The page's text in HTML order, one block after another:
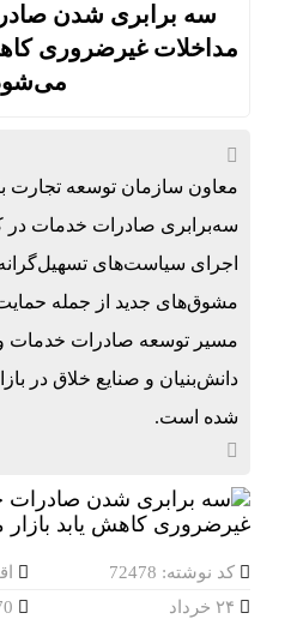
سه برابری شدن
مداخلات غیرضروری
معاون سازمان توسعه تجارت
سه‌برابری صادرات خدمات در
اجرای سیاست‌های
مشوق‌های جدید از جمله
مسیر توسعه صادرات خدمات
دانش‌بنیان و صنایع خلاق در
شده است.
کد نوشته: 72478